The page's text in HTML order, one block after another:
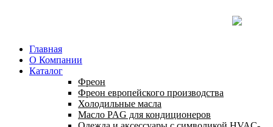
Главная
О Компании
Каталог
Фреон
Фреон европейского производства
Холодильные масла
Масло PAG для кондиционеров